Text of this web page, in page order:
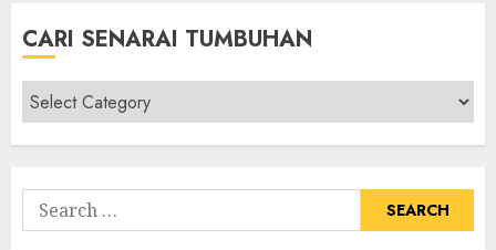
CARI SENARAI TUMBUHAN
Cari
Senarai
Tumbuhan
Search
for: